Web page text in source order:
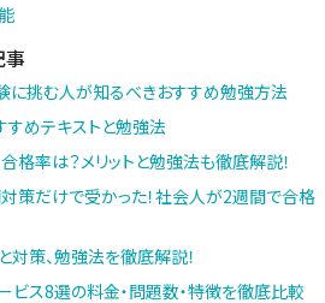
事
に挑む人が知るべきおすすめ勉強方法
すめテキストと勉強法
格率は？メリットと勉強法も徹底解説！
策だけで受かった！社会人が2週間で合格
対策、勉強法を徹底解説！
ビス8選の料金・問題数・特徴を徹底比較